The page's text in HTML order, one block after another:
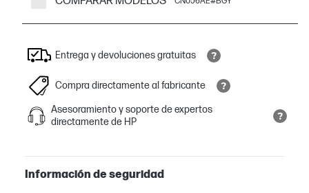
Entrega y devoluciones gratuitas
Compra directamente al fabricante
Asesoramiento y soporte de expertos
directamente de HP
Información de seguridad